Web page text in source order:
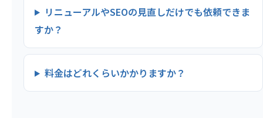
リニューアルやSEOの見直しだけでも依頼できま
すか？
料金はどれくらいかかりますか？